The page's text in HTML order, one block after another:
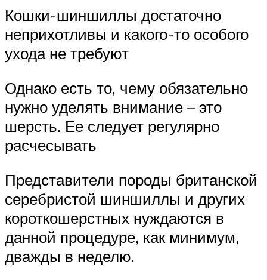
Кошки-шиншиллы достаточно
неприхотливы и какого-то особого
ухода не требуют
Однако есть то, чему обязательно
нужно уделять внимание – это
шерсть. Ее следует регулярно
расчесывать
Представители породы британской
серебристой шиншиллы и других
короткошерстных нуждаются в
данной процедуре, как минимум,
дважды в неделю.